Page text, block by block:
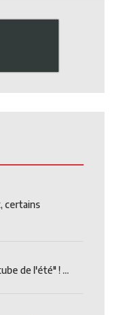
certains
de l'été" ! ...